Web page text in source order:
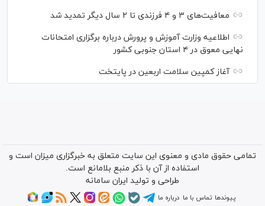
معافیت‌های ۳ و ۴ فرزندی تا ۲ سال دیگر تمدید شد
اطلاعیه وزارت آموزش و پرورش درباره برگزاری امتحانات
نهایی معوق در ۴ استان جنوبی کشور
آغاز کمپین سلامت اربعین در پایتخت
تمامی حقوق مادی و معنوی این سایت متعلق به خبرگزاری میزان است و
استفاده از آن با ذکر منبع بلامانع است.
طراحی و تولید ایران سامانه
پیوندها تماس با ما درباره ما